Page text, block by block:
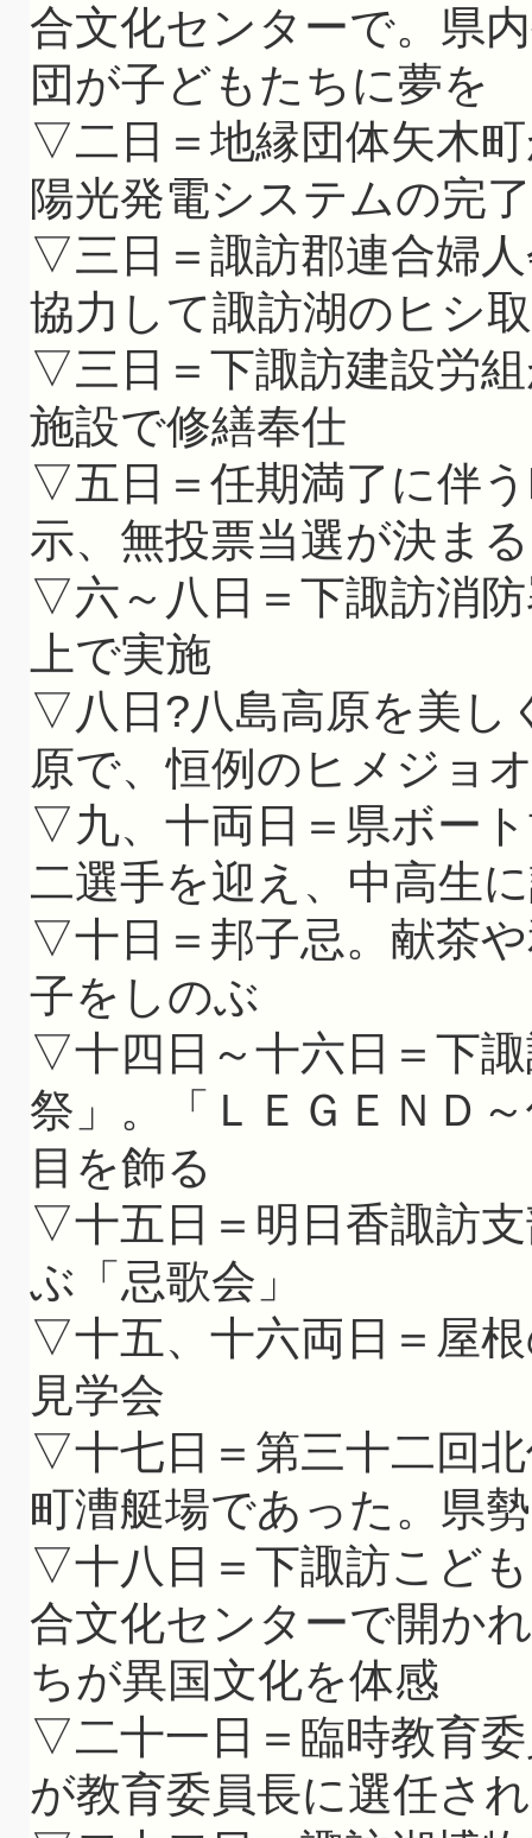
合文化センターで。県
団が子どもたちに夢を
▽二日＝地縁団体矢木
陽光発電システムの完
▽三日＝諏訪郡連合婦
協力して諏訪湖のヒシ
▽三日＝下諏訪建設労
施設で修繕奉仕
▽五日＝任期満了に伴
示、無投票当選が決まる
▽六～八日＝下諏訪消
上で実施
▽八日?八島高原を美し
原で、恒例のヒメジョ
▽九、十両日＝県ボー
二選手を迎え、中高生
▽十日＝邦子忌。献茶
子をしのぶ
▽十四日～十六日＝下
祭」。「ＬＥＧＥＮＤ
目を飾る
▽十五日＝明日香諏訪
ぶ「忌歌会」
▽十五、十六両日＝屋
見学会
▽十七日＝第三十二回
町漕艇場であった。県
▽十八日＝下諏訪こど
合文化センターで開か
ちが異国文化を体感
▽二十一日＝臨時教育
が教育委員長に選任さ